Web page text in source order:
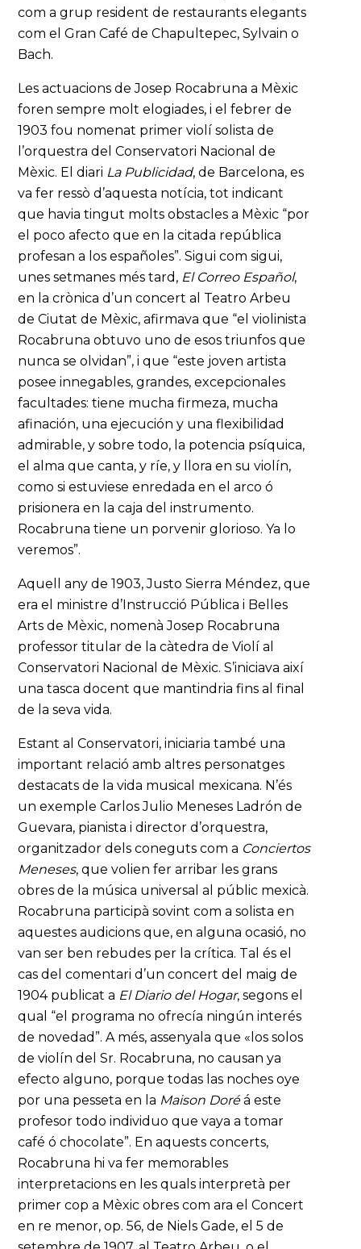
com a grup resident de restaurants elegants
com el Gran Café de Chapultepec, Sylvain o
Bach.
Les actuacions de Josep Rocabruna a Mèxic
foren sempre molt elogiades, i el febrer de
1903 fou nomenat primer violí solista de
l’orquestra del Conservatori Nacional de
Mèxic. El diari La Publicidad, de Barcelona, es
va fer ressò d’aquesta notícia, tot indicant
que havia tingut molts obstacles a Mèxic “por
el poco afecto que en la citada república
profesan a los españoles”. Sigui com sigui,
unes setmanes més tard, El Correo Español,
en la crònica d’un concert al Teatro Arbeu
de Ciutat de Mèxic, afirmava que “el violinista
Rocabruna obtuvo uno de esos triunfos que
nunca se olvidan”, i que “este joven artista
posee innegables, grandes, excepcionales
facultades: tiene mucha firmeza, mucha
afinación, una ejecución y una flexibilidad
admirable, y sobre todo, la potencia psíquica,
el alma que canta, y ríe, y llora en su violín,
como si estuviese enredada en el arco ó
prisionera en la caja del instrumento.
Rocabruna tiene un porvenir glorioso. Ya lo
veremos”.
Aquell any de 1903, Justo Sierra Méndez, que
era el ministre d’Instrucció Pública i Belles
Arts de Mèxic, nomenà Josep Rocabruna
professor titular de la càtedra de Violí al
Conservatori Nacional de Mèxic. S’iniciava així
una tasca docent que mantindria fins al final
de la seva vida.
Estant al Conservatori, iniciaria també una
important relació amb altres personatges
destacats de la vida musical mexicana. N’és
un exemple Carlos Julio Meneses Ladrón de
Guevara, pianista i director d’orquestra,
organitzador dels coneguts com a Conciertos
Meneses, que volien fer arribar les grans
obres de la música universal al públic mexicà.
Rocabruna participà sovint com a solista en
aquestes audicions que, en alguna ocasió, no
van ser ben rebudes per la crítica. Tal és el
cas del comentari d’un concert del maig de
1904 publicat a El Diario del Hogar, segons el
qual “el programa no ofrecía ningún interés
de novedad”. A més, assenyala que «los solos
de violín del Sr. Rocabruna, no causan ya
efecto alguno, porque todas las noches oye
por una pesseta en la Maison Doréá este
profesor todo individuo que vaya a tomar
café ó chocolate”. En aquests concerts,
Rocabruna hi va fer memorables
interpretacions en les quals interpretà per
primer cop a Mèxic obres com ara el Concert
en re menor, op. 56, de Niels Gade, el 5 de